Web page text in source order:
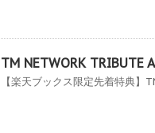
TM NETWORK TRIBUTE
【楽天ブックス限定先着特典】